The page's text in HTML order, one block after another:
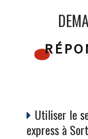
Utiliser le
express à